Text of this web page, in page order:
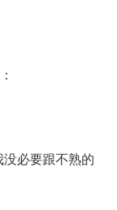
没必要跟不熟的